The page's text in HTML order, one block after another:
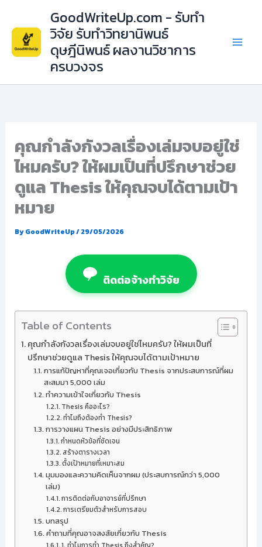
content
GoodWriteUp.com - รับทำ
วิจัย รับทำวิทยานิพนธ์
ดุษฎีนิพนธ์ ผลงานวิชาการ
ครบวงจร
คุณกำลังกังวลเรื่องเล่มจบอยู่ใช่
ไหมครับ? ให้ผมเป็นที่ปรึกษาช่วย
ดูแล Thesis ให้คุณจบได้ตามเป้า
หมาย
ByGoodWriteUp/29/05/2026
ติดต่อจ้างทำวิจัย
Table of Contents
คุณกำลังกังวลเรื่องเล่มจบอยู่ใช่ไหมครับ? ให้ผมเป็นที่
ปรึกษาช่วยดูแล Thesis ให้คุณจบได้ตามเป้าหมาย
การแก้ปัญหาที่คุณเจอเกี่ยวกับ Thesis จากประสบการณ์ที่ผม
สะสมมา 5,000 เล่ม
ทำความเข้าใจเกี่ยวกับ Thesis
Thesis คืออะไร?
ทำไมถึงต้องทำ Thesis?
การวางแผน Thesis อย่างมีประสิทธิภาพ
กำหนดหัวข้อที่ชัดเจน
สร้างตารางเวลา
ตั้งเป้าหมายที่เหมาะสม
มุมมองและความคิดเห็นจากผม (ประสบการณ์กว่า 5,000
เล่ม)
การติดต่อกับอาจารย์ที่ปรึกษา
การเตรียมตัวสำหรับการสอบ
บทสรุป
คำถามที่คุณอาจสงสัยเกี่ยวกับ Thesis